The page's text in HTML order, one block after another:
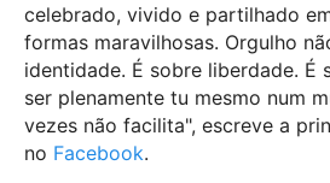
celebrado, vivido e partilhado
formas maravilhosas. Orgulho
identidade. É sobre liberdade. É
ser plenamente tu mesmo num
vezes não facilita", escreve a
no Facebook.